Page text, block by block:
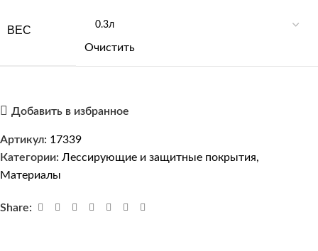
ВЕС
Очистить
Добавить в избранное
Артикул: 17339
Категории: Лессирующие и защитные покрытия,
Материалы
Share: